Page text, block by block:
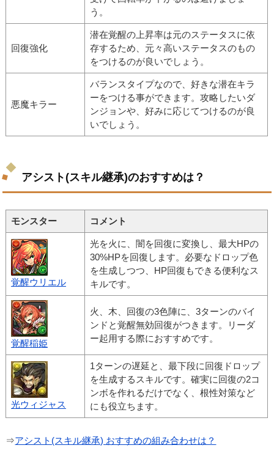
う。
回復強化
潜在覚醒の上昇率は元のステータスに依
存するため、元々高いステータスのもの
をつけるのが良いでしょう。
悪魔キラー
バランスタイプなので、好きな潜在キラ
ーをつける事ができます。攻略したいダ
ンジョンや、好みに応じてつけるのが良
いでしょう。
アシスト(スキル継承)のおすすめは？
モンスター コメント
覚醒ウリエル
光を火に、闇を回復に変換し、最大HPの
30%HPを回復します。必要なドロップ色
を生成しつつ、HP回復もできる便利なス
キルです。
覚醒稲姫
火、木、回復の3色陣に、3ターンのバイ
ンドと覚醒無効回復がつきます。リーダ
ー起用する際におすすめです。
光ウィジャス
1ターンの遅延と、最下段に回復ドロップ
を生成するスキルです。確実に回復の2コ
ンボを作れるだけでなく、根性対策など
にも役立ちます。
⇒アシスト(スキル継承) おすすめの組み合わせは？